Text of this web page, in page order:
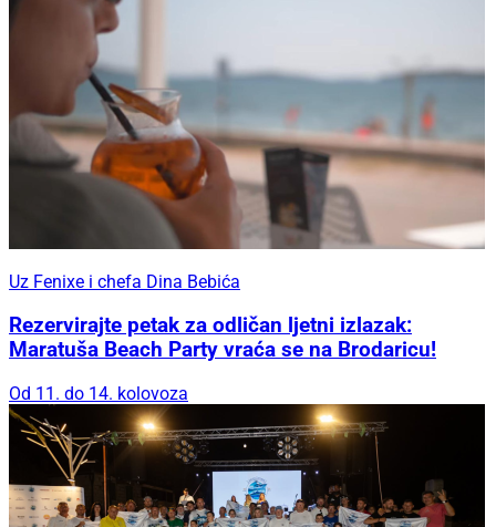
Uz Fenixe i chefa Dina Bebića
Rezervirajte petak za odličan ljetni izlazak:
Maratuša Beach Party vraća se na Brodaricu!
Od 11. do 14. kolovoza